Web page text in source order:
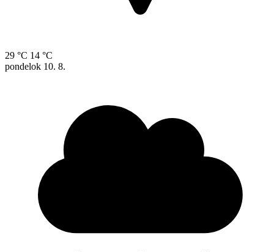
29 °C 14 °C
pondelok 10. 8.